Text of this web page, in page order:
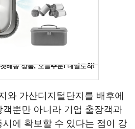
와 가산디지털단지를 배후에
뿐만 아니라 기업 출장객과
에 확보할 수 있다는 점이 강